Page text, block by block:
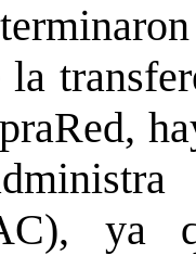
ya